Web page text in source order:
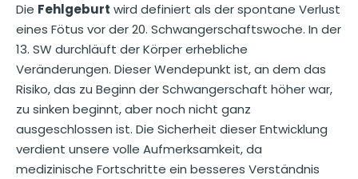
Die Fehlgeburt wird definiert als der spontane Verlust
eines Fötus vor der 20. Schwangerschaftswoche. In der
13. SW durchläuft der Körper erhebliche
Veränderungen. Dieser Wendepunkt ist, an dem das
Risiko, das zu Beginn der Schwangerschaft höher war,
zu sinken beginnt, aber noch nicht ganz
ausgeschlossen ist. Die Sicherheit dieser Entwicklung
verdient unsere volle Aufmerksamkeit, da
medizinische Fortschritte ein besseres Verständnis